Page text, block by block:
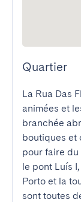
Quartier
La Rua Das
animées et
branchée
boutiques et
pour faire du
le pont Luís
Porto et la
sont toutes